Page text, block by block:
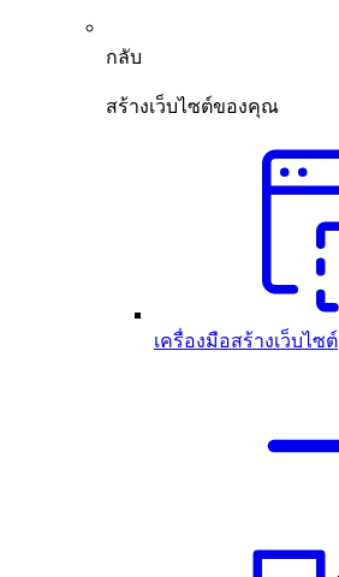
กลับ
สร้างเว็บไซต์ของคุณ
เครื่องมือสร้างเว็บไซต์